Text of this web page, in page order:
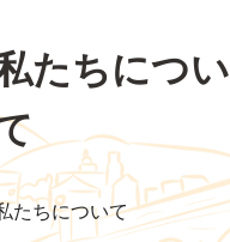
たちについ
たちについて